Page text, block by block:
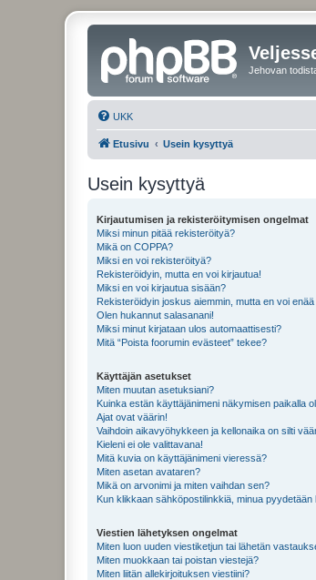
Jehovan
UKK
Etusivu Usein kysyttyä
Usein kysyttyä
Kirjautumisen ja rekisteröitymisen ongelmat
Miksi minun pitää rekisteröityä?
Mikä on COPPA?
Miksi en voi rekisteröityä?
Rekisteröidyin, mutta en voi kirjautua!
Miksi en voi kirjautua sisään?
Rekisteröidyin joskus aiemmin, mutta en voi
Olen hukannut salasanani!
Miksi minut kirjataan ulos automaattisesti?
Mitä “Poista foorumin evästeet” tekee?
Käyttäjän asetukset
Miten muutan asetuksiani?
Kuinka estän käyttäjänimeni näkymisen paikalla
Ajat ovat väärin!
Vaihdoin aikavyöhykkeen ja kellonaika on silti
Kieleni ei ole valittavana!
Mitä kuvia on käyttäjänimeni vieressä?
Miten asetan avataren?
Mikä on arvonimi ja miten vaihdan sen?
Kun klikkaan sähköpostilinkkiä, minua pyydetään
Viestien lähetyksen ongelmat
Miten luon uuden viestiketjun tai lähetän
Miten muokkaan tai poistan viestejä?
Miten liitän allekirjoituksen viestiini?